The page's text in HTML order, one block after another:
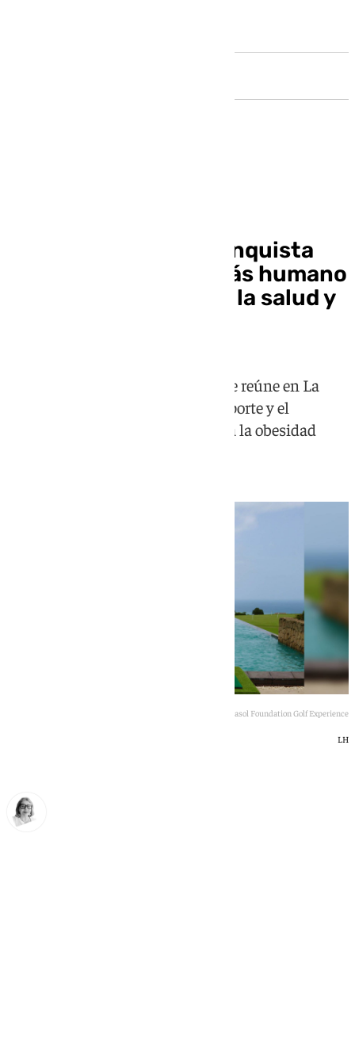
El «efecto Gasol» conquista
Cádiz con el swing más humano
de Pau para proteger la salud y
Gasol Foundation Golf Experience reúne en La
Hacienda Links a estrellas del deporte y el
espectáculo en una alianza contra la obesidad
Saque de honor que inauguró la segunda edición del Gasol Foundation Golf Experience
LH